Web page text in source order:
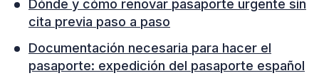
Dónde y cómo renovar pasaporte urgente sin
cita previa paso a paso
Documentación necesaria para hacer el
pasaporte: expedición del pasaporte español